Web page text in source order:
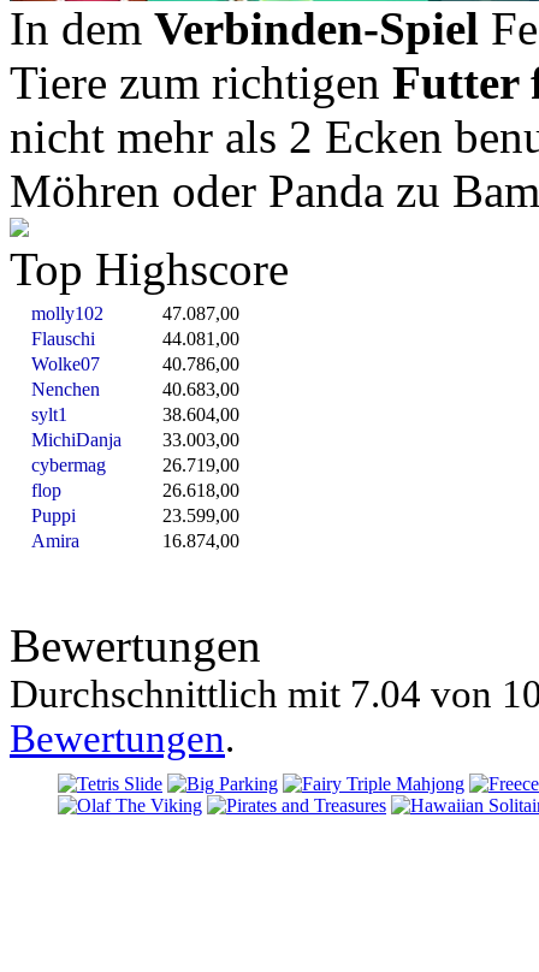
In dem Verbinden-Spiel
Tiere zum richtigen Futter
nicht mehr als 2 Ecken
Möhren oder Panda zu
Top Highscore
molly102
47.087,00
Flauschi
44.081,00
Wolke07
40.786,00
Nenchen
40.683,00
sylt1
38.604,00
MichiDanja
33.003,00
cybermag
26.719,00
flop
26.618,00
Puppi
23.599,00
Amira
16.874,00
Bewertungen
Durchschnittlich mit 7.04 von
Bewertungen.